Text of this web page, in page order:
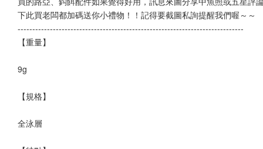
下此買老闆都加碼送你小禮物！！記得要截圖私詢提醒我們喔～～
-----------------------------------------------------------------------------
【重量】
9g
【規格】
全泳層